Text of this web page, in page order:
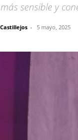
sensible y
- 5 mayo, 2025